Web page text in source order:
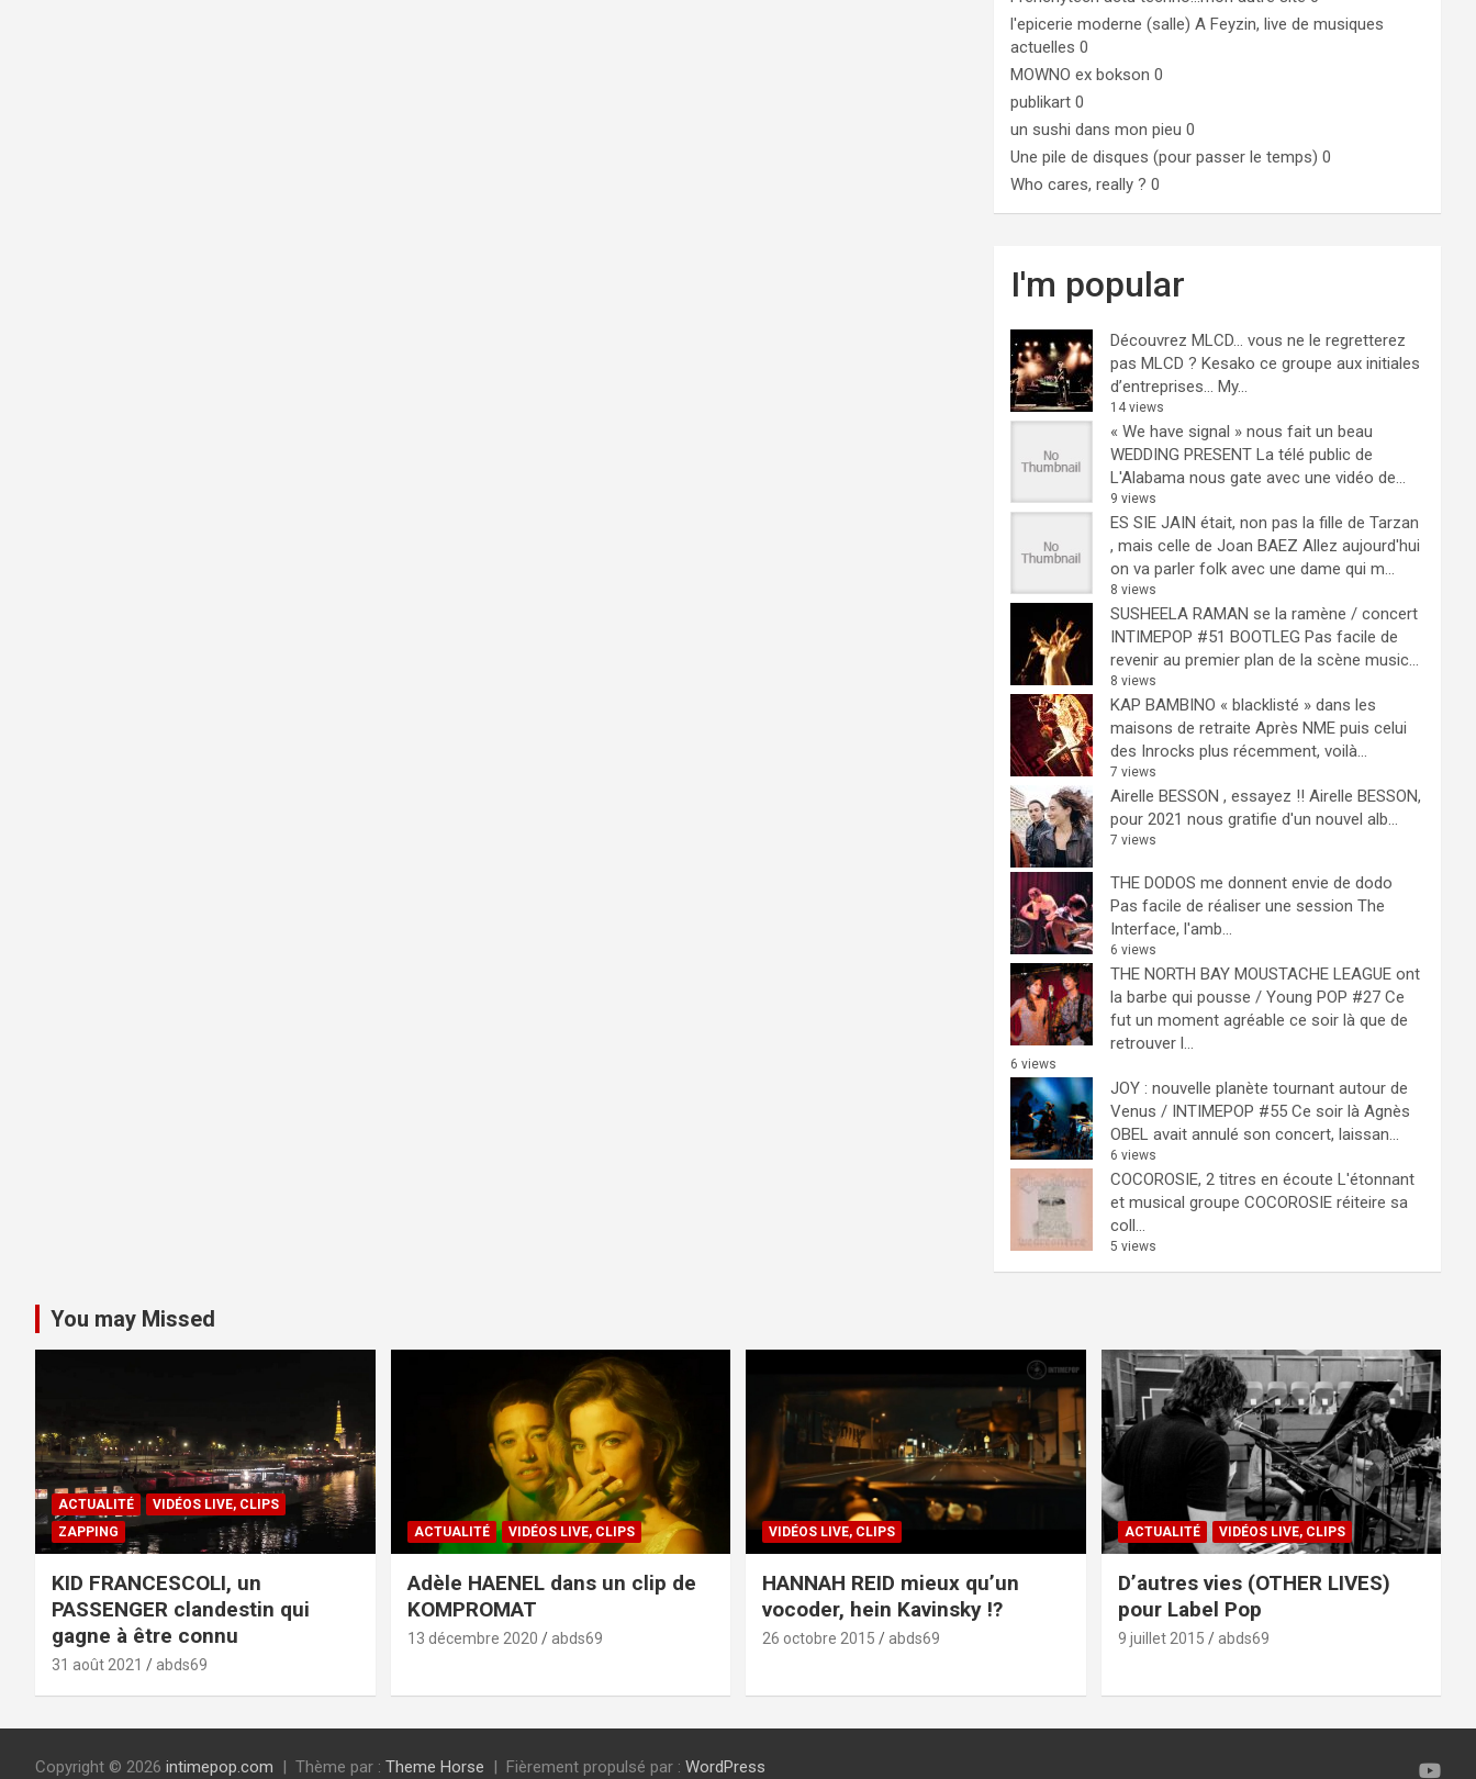
l'epicerie moderne (salle) A Feyzin, live de musiques
actuelles 0
MOWNO ex bokson 0
publikart 0
un sushi dans mon pieu 0
Une pile de disques (pour passer le temps) 0
Who cares, really ? 0
I'm popular
Découvrez MLCD… vous ne le regretterez
pas MLCD ? Kesako ce groupe aux initiales
d’entreprises… My...
14 views
« We have signal » nous fait un beau
WEDDING PRESENT La télé public de
L'Alabama nous gate avec une vidéo de...
9 views
ES SIE JAIN était, non pas la fille de Tarzan
, mais celle de Joan BAEZ Allez aujourd'hui
on va parler folk avec une dame qui m...
8 views
SUSHEELA RAMAN se la ramène / concert
INTIMEPOP #51 BOOTLEG Pas facile de
revenir au premier plan de la scène music...
8 views
KAP BAMBINO « blacklisté » dans les
maisons de retraite Après NME puis celui
des Inrocks plus récemment, voilà...
7 views
Airelle BESSON , essayez !! Airelle BESSON,
pour 2021 nous gratifie d'un nouvel alb...
7 views
THE DODOS me donnent envie de dodo
Pas facile de réaliser une session The
Interface, l'amb...
6 views
THE NORTH BAY MOUSTACHE LEAGUE ont
la barbe qui pousse / Young POP #27 Ce
fut un moment agréable ce soir là que de
retrouver l...
6 views
JOY : nouvelle planète tournant autour de
Venus / INTIMEPOP #55 Ce soir là Agnès
OBEL avait annulé son concert, laissan...
6 views
COCOROSIE, 2 titres en écoute L'étonnant
et musical groupe COCOROSIE réiteire sa
coll...
5 views
You may Missed
ACTUALITÉ
VIDÉOS LIVE, CLIPS
ZAPPING
KID FRANCESCOLI, un
PASSENGER clandestin qui
gagne à être connu
31 août 2021 abds69
ACTUALITÉ VIDÉOS LIVE, CLIPS
Adèle HAENEL dans un clip de
KOMPROMAT
13 décembre 2020 abds69
VIDÉOS LIVE, CLIPS
HANNAH REID mieux qu’un
vocoder, hein Kavinsky !?
26 octobre 2015 abds69
ACTUALITÉ VIDÉOS LIVE, CLIPS
D’autres vies (OTHER LIVES)
pour Label Pop
9 juillet 2015 abds69
Copyright © 2026 intimepop.com Thème par : Theme Horse Fièrement propulsé par : WordPress